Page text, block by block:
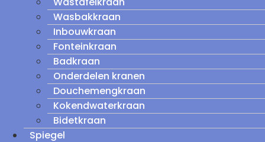
Wasbakkraan
Inbouwkraan
Fonteinkraan
Badkraan
Onderdelen kranen
Douchemengkraan
Kokendwaterkraan
Bidetkraan
Spiegel